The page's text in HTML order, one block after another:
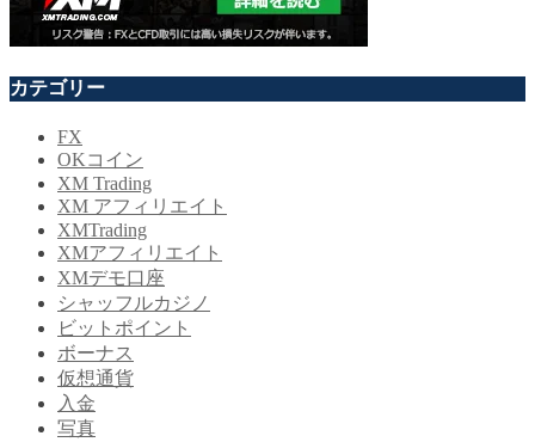
カテゴリー
FX
OKコイン
XM Trading
XM アフィリエイト
XMTrading
XMアフィリエイト
XMデモ口座
シャッフルカジノ
ビットポイント
ボーナス
仮想通貨
入金
写真